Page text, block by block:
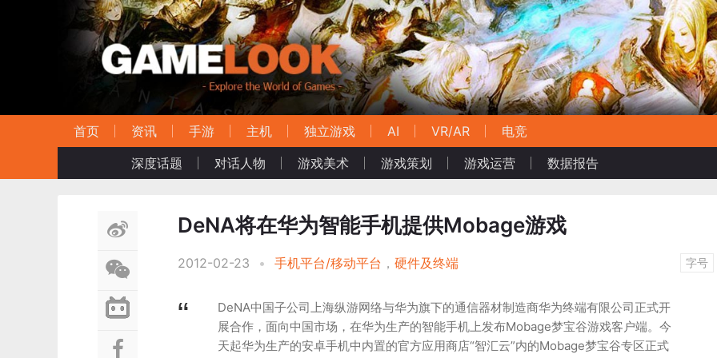
首页 资讯 手游 主机 独立游戏 AI VR/AR
电竞
深度话题
对话人物 游戏美术 游戏策划 游戏运营 数据报告
DeNA将在华为智能手机提供Mobage游戏
2012-02-23 • 手机平台/移动平台 ， 硬件及终端 字号
DeNA中国子公司上海纵游网络与华为旗下的通信器材制造商华为终端有限公司正式开
展合作，面向中国市场，在华为生产的智能手机上发布Mobage梦宝谷游戏客户端。今
天起华为生产的安卓手机中内置的官方应用商店“智汇云”内的Mobage梦宝谷专区正式